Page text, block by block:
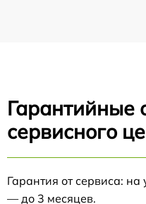
Гарантийные
сервисного
Гарантия от сервиса:
— до 3 месяцев.